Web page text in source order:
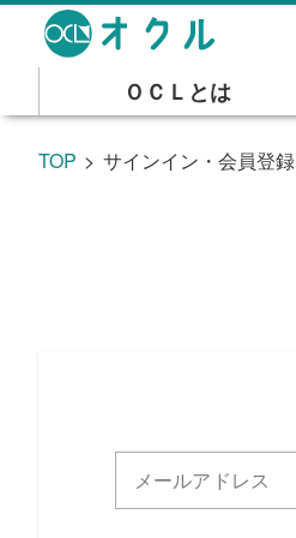
ＯＣＬとは
TOP サインイン・会員登録
メールアドレス